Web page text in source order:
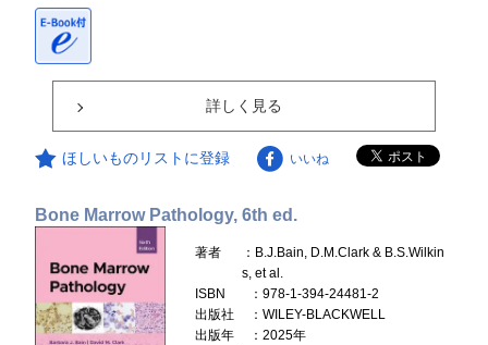
詳しく見る
ほしいものリストに登録 いいね
Bone Marrow Pathology, 6th ed.
著者
：B.J.Bain, D.M.Clark & B.S.Wilkin
s, et al.
ISBN
：978-1-394-24481-2
出版社
：WILEY-BLACKWELL
出版年
：2025年